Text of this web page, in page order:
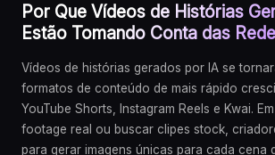
Por Que Vídeos de Histórias
Estão Tomando Conta das
Vídeos de histórias gerados por IA se
formatos de conteúdo de mais rápido
YouTube Shorts, Instagram Reels e Kwai.
footage real ou buscar clipes stock,
para gerar imagens únicas para cada cena